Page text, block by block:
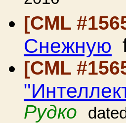
[CML
Снежную
[CML
Рудко